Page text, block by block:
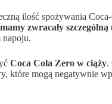
ilość spożywania
zwracały
napoju.
Coca Cola Zero w ciąży.
które mogą negatywnie